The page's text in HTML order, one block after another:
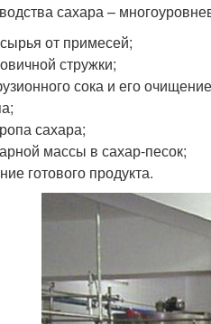
сахара –
от примесей;
стружки;
сока и его
сахара;
массы в сахар-песок;
готового продукта.